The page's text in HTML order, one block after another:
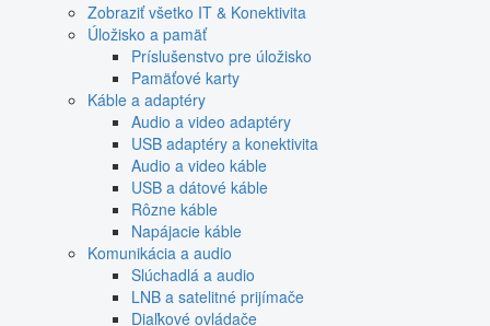
Zobraziť všetko IT & Konektivita
Úložisko a pamäť
Príslušenstvo pre úložisko
Pamäťové karty
Káble a adaptéry
Audio a video adaptéry
USB adaptéry a konektivita
Audio a video káble
USB a dátové káble
Rôzne káble
Napájacie káble
Komunikácia a audio
Slúchadlá a audio
LNB a satelitné prijímače
Diaľkové ovládače